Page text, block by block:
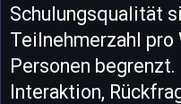
Schulungsqualität
Teilnehmerzahl pro
Personen
Interaktion,